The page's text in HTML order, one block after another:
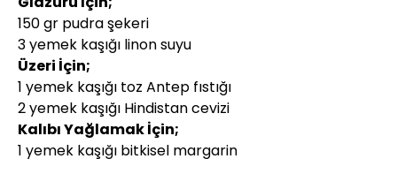
150 gr pudra şekeri
3 yemek kaşığı linon suyu
Üzeri İçin;
1 yemek kaşığı toz Antep fıstığı
2 yemek kaşığı Hindistan cevizi
Kalıbı Yağlamak İçin;
1 yemek kaşığı bitkisel margarin